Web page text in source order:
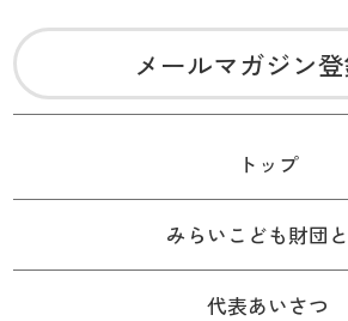
メールマガジン
トップ
みらいこども財団
代表あいさつ